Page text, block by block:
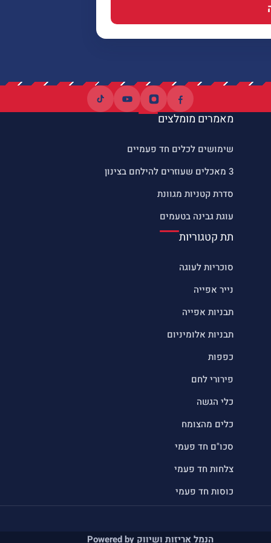
מאמרים מומלצים
שימושים לכלים חד פעמיים
3 מאכלים שעוזרים להילחם בצינון
סדרת קטניות מגוונת
עוגת גבינה בטעמים
תת קטגוריות
סוכריות לעוגה
נייר אפייה
תבניות אפייה
תבניות אלומיניום
כפפות
פירורי לחם
כלי הגשה
כלים מהצומח
סכו"ם חד פעמי
צלחות חד פעמי
כוסות חד פעמי
הנמל אריזות ושיווק Powered by